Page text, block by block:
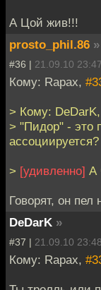
А Цой жив!!!
prosto_phil.86 »
#36 | 21.09.10 23:47
Кому: Rapax,
> Кому: DeDarK,
> "Пидор" - это
> [удивленно] А
Говорят, он пел
DeDarK »
#37 | 21.09.10 23:48
Кому: Rapax,